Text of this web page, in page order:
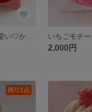
2,000円
残り1点